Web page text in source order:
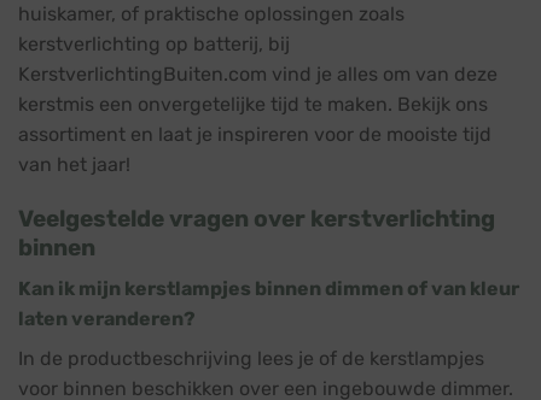
huiskamer, of praktische oplossingen zoals
kerstverlichting op batterij, bij
KerstverlichtingBuiten.com vind je alles om van deze
kerstmis een onvergetelijke tijd te maken. Bekijk ons
assortiment en laat je inspireren voor de mooiste tijd
van het jaar!
Veelgestelde vragen over kerstverlichting
binnen
Kan ik mijn kerstlampjes binnen dimmen of van kleur
laten veranderen?
In de productbeschrijving lees je of de kerstlampjes
voor binnen beschikken over een ingebouwde dimmer.